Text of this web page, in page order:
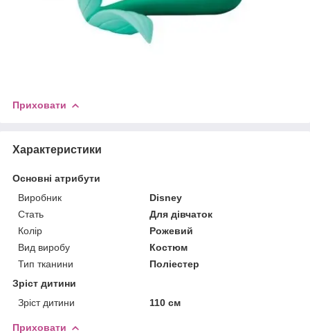
Приховати
Характеристики
Основні атрибути
Виробник
Disney
Стать
Для дівчаток
Колір
Рожевий
Вид виробу
Костюм
Тип тканини
Поліестер
Зріст дитини
Зріст дитини
110 см
Приховати